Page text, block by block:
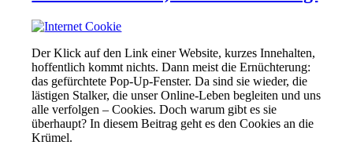
Der Klick auf den Link einer Website, kurzes Innehalten,
hoffentlich kommt nichts. Dann meist die Ernüchterung:
das gefürchtete Pop-Up-Fenster. Da sind sie wieder, die
lästigen Stalker, die unser Online-Leben begleiten und uns
alle verfolgen – Cookies. Doch warum gibt es sie
überhaupt? In diesem Beitrag geht es den Cookies an die
Krümel.